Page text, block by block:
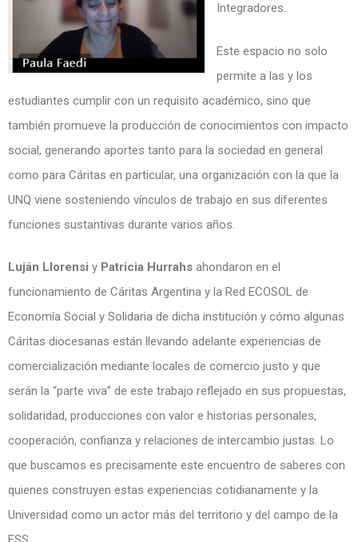
Integradores.
Este espacio no solo
permite a las y los
estudiantes cumplir con un requisito académico, sino que
también promueve la producción de conocimientos con impacto
social, generando aportes tanto para la sociedad en general
como para Cáritas en particular, una organización con la que la
UNQ viene sosteniendo vínculos de trabajo en sus diferentes
funciones sustantivas durante varios años.
Luján Llorensi y Patricia Hurrahs ahondaron en el
funcionamiento de Cáritas Argentina y la Red ECOSOL de
Economía Social y Solidaria de dicha institución y cómo algunas
Cáritas diocesanas están llevando adelante experiencias de
comercialización mediante locales de comercio justo y que
serán la “parte viva” de este trabajo reflejado en sus propuestas,
solidaridad, producciones con valor e historias personales,
cooperación, confianza y relaciones de intercambio justas. Lo
que buscamos es precisamente este encuentro de saberes con
quienes construyen estas experiencias cotidianamente y la
Universidad como un actor más del territorio y del campo de la